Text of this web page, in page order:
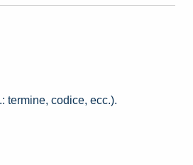
termine, codice, ecc.).